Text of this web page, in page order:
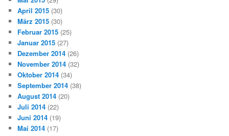
April 2015 (30)
März 2015 (30)
Februar 2015 (25)
Januar 2015 (27)
Dezember 2014 (26)
November 2014 (32)
Oktober 2014 (34)
September 2014 (38)
August 2014 (20)
Juli 2014 (22)
Juni 2014 (19)
Mai 2014 (17)